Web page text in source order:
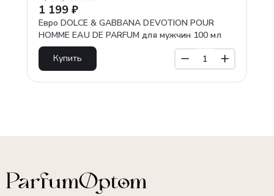
1 199 ₽
Евро DOLCE & GABBANA DEVOTION POUR
HOMME EAU DE PARFUM для мужчин 100 мл
Купить